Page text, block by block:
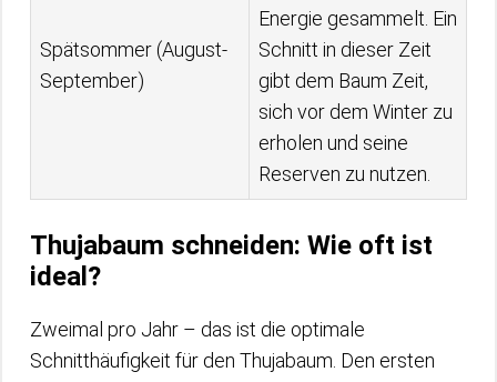
Spätsommer (August-
September)
Energie gesammelt. Ein
Schnitt in dieser Zeit
gibt dem Baum Zeit,
sich vor dem Winter zu
erholen und seine
Reserven zu nutzen.
Thujabaum schneiden: Wie oft ist
ideal?
Zweimal pro Jahr – das ist die optimale
Schnitthäufigkeit für den Thujabaum. Den ersten